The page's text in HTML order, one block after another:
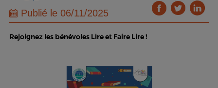
Publié le 06/11/2025
Rejoignez les bénévoles Lire et Faire Lire !